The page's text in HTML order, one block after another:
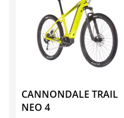
CANNONDALE TRAIL
NEO 4